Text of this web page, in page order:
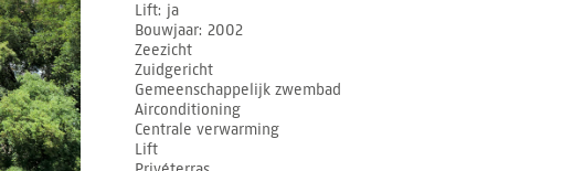
Lift ja
Bouwjaar 2002
Zeezicht
Zuidgericht
Gemeenschappelijk zwembad
Airconditioning
Centrale verwarming
Lift